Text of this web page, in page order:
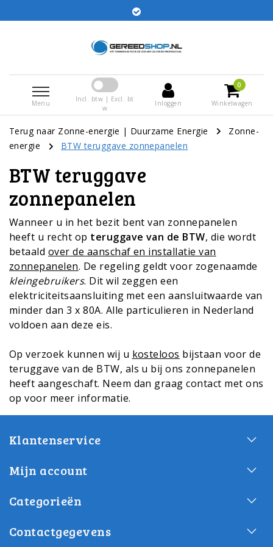
Menu
Incl. btw | Excl. bt
w
Inloggen
0
Winkelwagen
Terug naar Zonne-energie | Duurzame Energie
Zonne-
energie
BTW teruggave zonnepanelen
BTW teruggave
zonnepanelen
Wanneer u in het bezit bent van zonnepanelen
heeft u recht op teruggave van de BTW, die wordt
betaald over de aanschaf en installatie van
zonnepanelen. De regeling geldt voor zogenaamde
kleingebruikers. Dit wil zeggen een
elektriciteitsaansluiting met een aansluitwaarde van
minder dan 3 x 80A. Alle particulieren in Nederland
voldoen aan deze eis.
Op verzoek kunnen wij u kosteloos bijstaan voor de
teruggave van de BTW, als u bij ons zonnepanelen
heeft aangeschaft. Neem dan graag contact met ons
op voor meer informatie.
Klantenservice
Mijn account
Categorieën
Contactgegevens